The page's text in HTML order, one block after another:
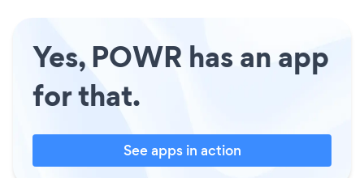
Yes, POWR has an app
for that.
See apps in action